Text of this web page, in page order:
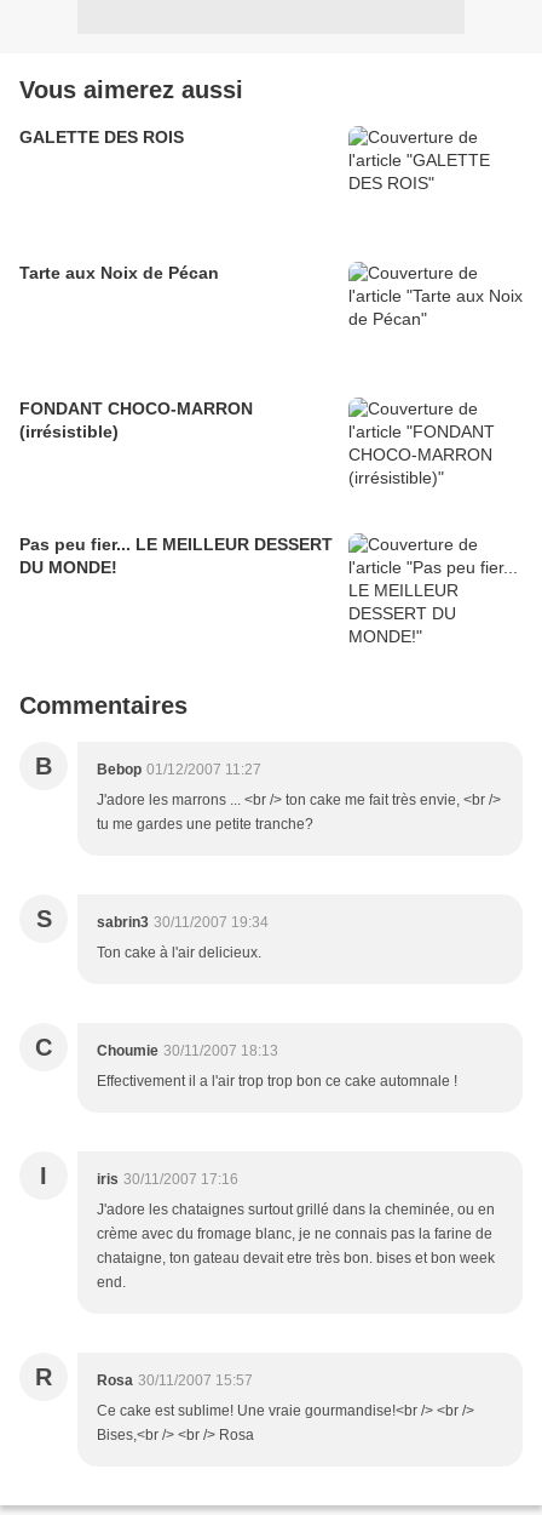
Vous aimerez aussi
GALETTE DES ROIS
Tarte aux Noix de Pécan
FONDANT CHOCO-MARRON
(irrésistible)
Pas peu fier... LE MEILLEUR DESSERT
DU MONDE!
Commentaires
B Bebop 01/12/2007 11:27
J'adore les marrons ... <br /> ton cake me fait très envie, <br />
tu me gardes une petite tranche?
S sabrin3 30/11/2007 19:34
Ton cake à l'air delicieux.
C Choumie 30/11/2007 18:13
Effectivement il a l'air trop trop bon ce cake automnale !
I iris 30/11/2007 17:16
J'adore les chataignes surtout grillé dans la cheminée, ou en
crème avec du fromage blanc, je ne connais pas la farine de
chataigne, ton gateau devait etre très bon. bises et bon week
end.
R Rosa 30/11/2007 15:57
Ce cake est sublime! Une vraie gourmandise!<br /> <br />
Bises,<br /> <br /> Rosa